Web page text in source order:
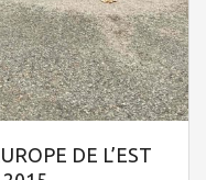
DE L’EST